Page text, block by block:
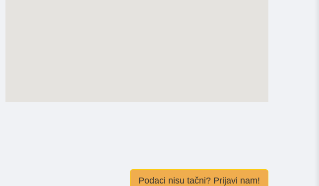
Podaci nisu tačni? Prijavi nam!